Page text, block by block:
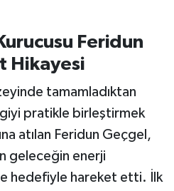
Feridun
Hikayesi
tamamladıktan
pratikle birleştirmek
atılan Feridun Geçgel,
geleceğin enerji
hedefiyle hareket etti. İlk